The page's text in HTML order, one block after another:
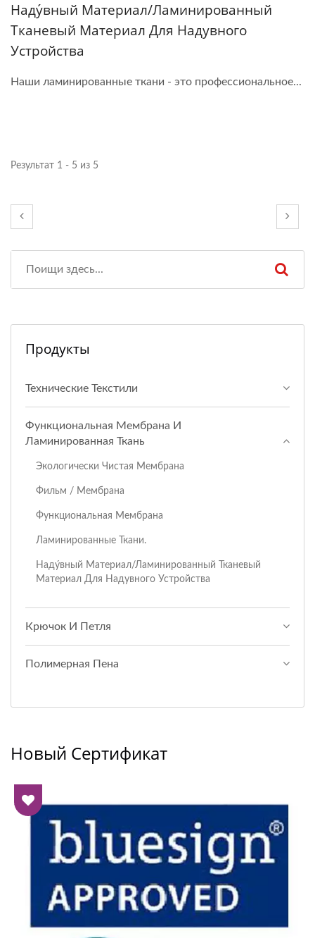
Наду́вный Материал/ламинированный
Тканевый Материал Для Надувного
Устройства
Наши ламинированные ткани - это профессиональное...
Результат 1 - 5 из 5
Продукты
Технические Текстили
Функциональная Мембрана И
Ламинированная Ткань
Экологически Чистая Мембрана
Фильм / Мембрана
Функциональная Мембрана
Ламинированные Ткани.
Наду́вный Материал/ламинированный Тканевый
Материал Для Надувного Устройства
Крючок И Петля
Полимерная Пена
Новый Сертификат